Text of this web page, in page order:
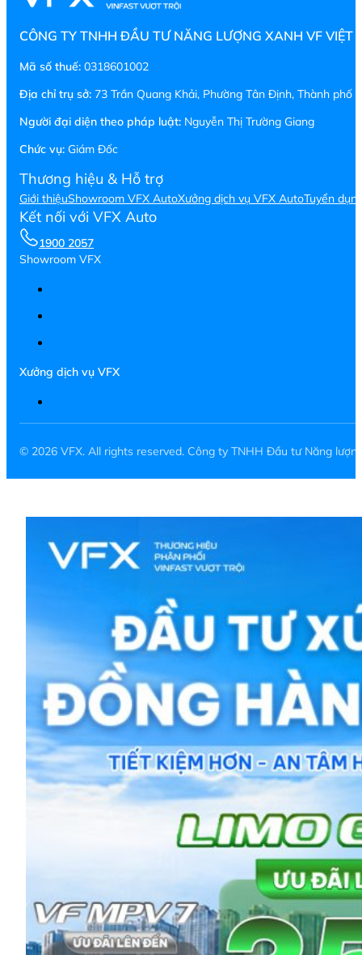
CÔNG TY TNHH ĐẦU TƯ NĂNG LƯỢNG XANH VF VIỆT
Mã số thuế: 0318601002
Địa chỉ trụ sở: 73 Trần Quang Khải, Phường Tân Định, Thành phố
Người đại diện theo pháp luật: Nguyễn Thị Trường Giang
Chức vụ: Giám Đốc
Thương hiệu & Hỗ trợ
Giới thiệuShowroom VFX AutoXưởng dịch vụ VFX AutoTuyển
Kết nối với VFX Auto
1900 2057
Showroom VFX
Xưởng dịch vụ VFX
© 2026 VFX. All rights reserved. Công ty TNHH Đầu tư Năng